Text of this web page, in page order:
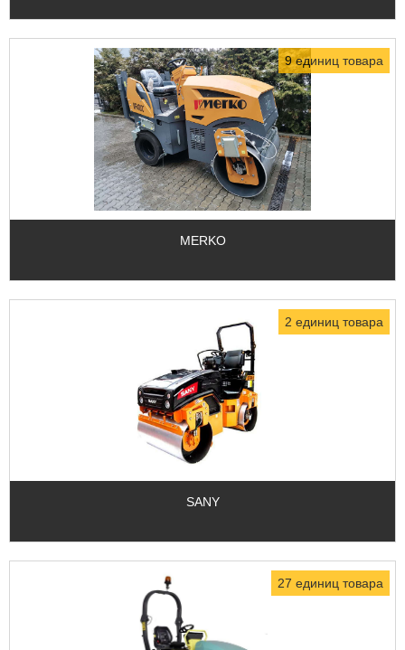
9 единиц товара
MERKO
2 единиц товара
SANY
27 единиц товара